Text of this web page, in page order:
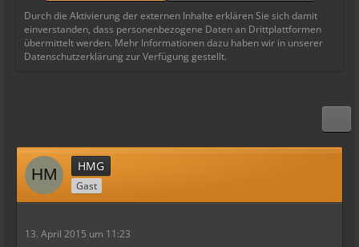
Durch die Aktivierung der externen Inhalte erklären Sie sich damit
einverstanden, dass personenbezogene Daten an Drittplattformen
übermittelt werden. Mehr Informationen dazu haben wir in unserer
Datenschutzerklärung zur Verfügung gestellt.
HMG
Gast
13. April 2015 um 11:23